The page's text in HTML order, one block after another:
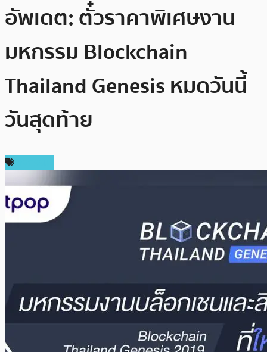
อัพเดต: ตั๋วราคาพิเศษงาน
มหกรรม Blockchain
Thailand Genesis หมดวันนี้
วันสุดท้าย